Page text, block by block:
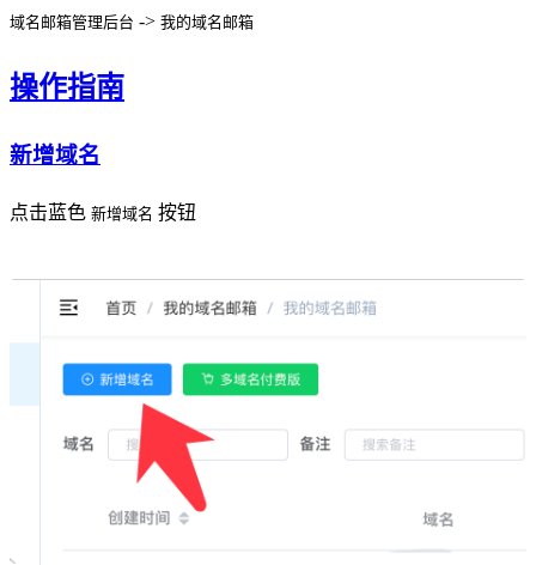
域名邮箱管理后台 -> 我的域名邮箱
操作指南
新增域名
点击蓝色 新增域名 按钮